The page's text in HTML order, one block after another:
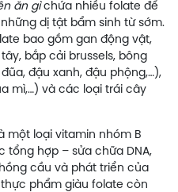
ăn gìchứa nhiều folate để
dị tật bẩm sinh từ sớm.
bao gồm gan động vật,
bắp cải brussels, bông
đậu xanh, đậu phộng,…),
mì,…) và các loại trái cây
một loại vitamin nhóm B
tổng hợp – sửa chữa DNA,
cầu và phát triển của
phẩm giàu folate còn